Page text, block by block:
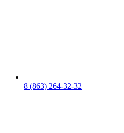
8 (863) 264-32-32